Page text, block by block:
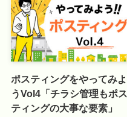
ポスティングをやってみよ
うVol4「チラシ管理もポス
ティングの大事な要素」